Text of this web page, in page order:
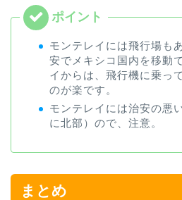
モンテレイには飛行場も
安でメキシコ国内を移動
イからは、飛行機に乗っ
のが楽です。
モンテレイには治安の悪
に北部）ので、注意。
まとめ